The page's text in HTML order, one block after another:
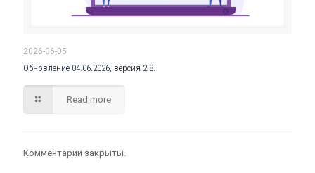
2026-06-05
Обновление 04.06.2026, версия 2.8.
Read more
Комментарии закрыты.